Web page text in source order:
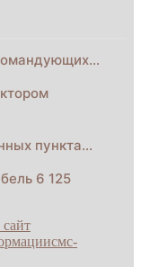
пункта…
6 125
смс-